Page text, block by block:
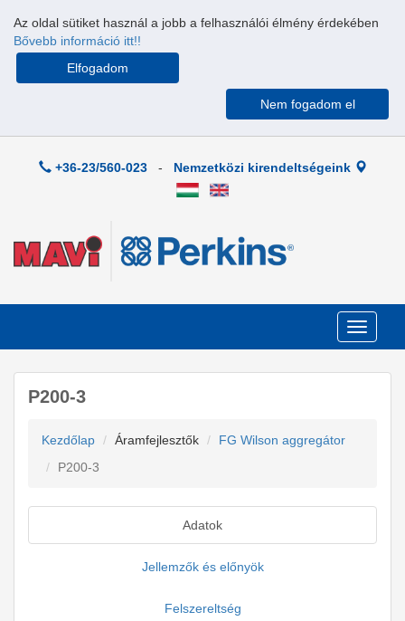
Az oldal sütiket használ a jobb a felhasználói élmény érdekében
Bővebb információ itt!!
Elfogadom
Nem fogadom el
+36-23/560-023- Nemzetközi kirendeltségeink
Toggle
P200-3
Kezdőlap Áramfejlesztők
FG Wilson aggregátor
P200-3
Adatok
Jellemzők és előnyök
Felszereltség